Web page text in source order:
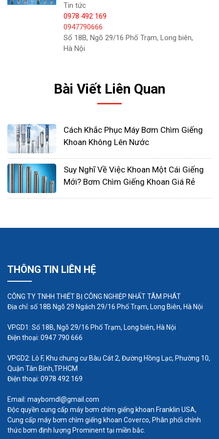
Nếu bạn lo ngại hệ thống máy bơm giếng của
mình không hoạt động như bình thường, hãy xem
xét các dấu hiệu cảnh báo sau:
kể trong vòi hoa sen hoặc trong những thời
Đạp xe không liên tục - Nếu máy bơm nước
có sự cốv ới công tắc điều khiển áp suất.
Chu kỳ ngắn - Nếu máy bơm tắt quá nhanh,
có thể mất áp suất không khí trong bình điều
khiển do tắc nghẽn hoặc công tắc điều khiển
bị hỏng.
Các máy bơm giếng khác cần
Không phải tất cả các máy bơm đều yêu cầu tiếp
cận với năng lượng điện. Các tùy chọn máy bơm
Tin tức
0978 492 169
0947790666
Số 18B, Ngõ 29/16 Phố Trạm, Long biên,
Hà Nội
Bài Viết Liên Quan
Cách Khắc Phục Máy Bơm Chìm Giếng
Khoan Không Lên Nước
Suy Nghĩ Về Việc Khoan Một Cái Giếng
Mới? Bơm Chìm Giếng Khoan Giá Rẻ
THÔNG TIN LIÊN HỆ
CÔNG TY TNHH THIẾT BỊ CÔNG NGHIỆP NHẤT TÂM PHÁT
Địa chỉ: số 18B Ngõ 29 Ngách 29/16 Phố Trạm, Long Biên, Hà Nội
VPGD1: Số 18B, Ngõ 29/16 Phố Trạm, Long biên, Hà Nội
Điện thoại: 0947 790 666
VPGD2: Lô F, Khu chung cư Bàu Cát 2, Đường Hồng Lạc, Phường 10,
Quận Tân Bình,TP.HCM
Điện thoại: 0978 492 169
Email: maybomdl@gmail.com
Độc quyền cung cấp máy bơm chìm giếng khoan Franklin USA,
Cung cấp máy bơm chìm giếng khoan Coverco, Phân phối chính
thức bơm định lượng Prominent tại miền bắc.